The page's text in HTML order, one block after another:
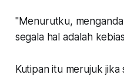
"Menurutku,
segala hal adalah
Kutipan itu merujuk jika